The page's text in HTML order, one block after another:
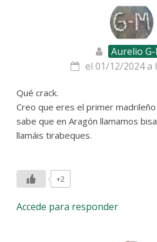
Aurelio
el 01/12/2024 a
Qué crack.
Creo que eres el primer
sabe que en Aragón llamamos
llamáis tirabeques.
+2
Accede para responder